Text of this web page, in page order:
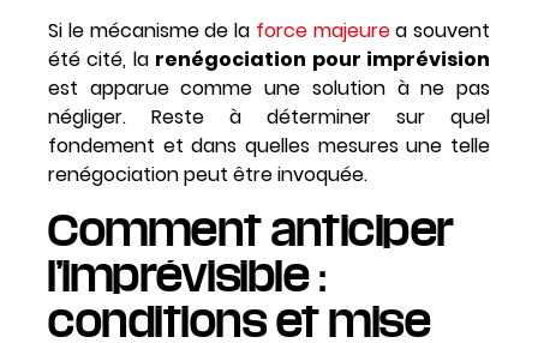
Si le mécanisme de la force majeurea souvent
été cité, la renégociation pour imprévision
est apparue comme une solution à ne pas
négliger. Reste à déterminer sur quel
fondement et dans quelles mesures une telle
renégociation peut être invoquée.
Comment anticiper
l’imprévisible :
conditions et mise